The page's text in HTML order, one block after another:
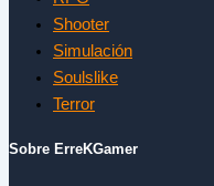
Shooter
Simulación
Soulslike
Terror
Sobre ErreKGamer